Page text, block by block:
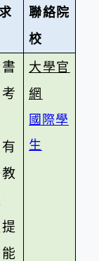
聯絡院
校
大學官
網
國際學
生